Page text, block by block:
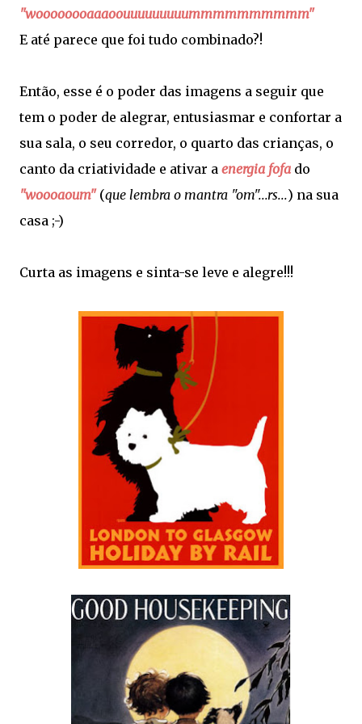
"woooooooaaaoouuuuuuuuummmmmmmmmm"
E até parece que foi tudo combinado?!
Então, esse é o poder das imagens a seguir que
tem o poder de alegrar, entusiasmar e confortar a
sua sala, o seu corredor, o quarto das crianças, o
canto da criatividade e ativar a energia fofa do
"woooaoum" (que lembra o mantra "om"...rs...) na sua
casa ;-)
Curta as imagens e sinta-se leve e alegre!!!